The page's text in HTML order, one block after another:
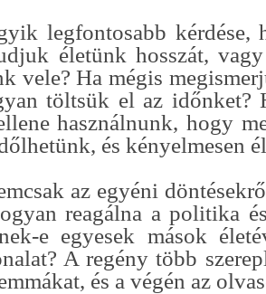
legfontosabb kérdése,
életünk hosszát,
vele? Ha mégis
töltsük el az
használnunk, hogy
és kényelmesen
az egyéni
reagálna a politika
e egyesek mások
A regény több
és a végén az